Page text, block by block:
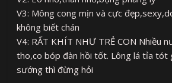
V3: Mông cong mịn và cực
không biết chán
V4: RẤT KHÍT NHƯ TRẺ CON Nhiều
tho,co bóp đàn hồi tốt. Lông lá tỉa tót
sướng thì đừng hỏi